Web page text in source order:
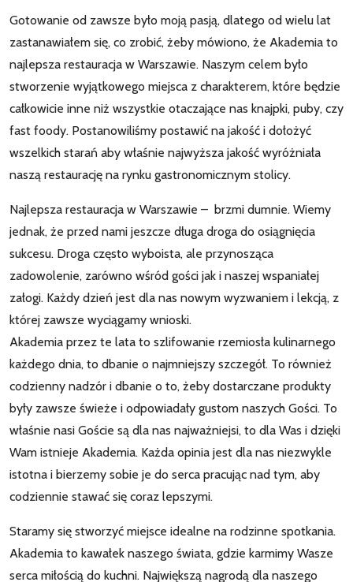
Gotowanie od zawsze było moją pasją, dlatego od wielu lat
zastanawiałem się, co zrobić, żeby mówiono, że Akademia to
najlepsza restauracja w Warszawie. Naszym celem było
stworzenie wyjątkowego miejsca z charakterem, które będzie
całkowicie inne niż wszystkie otaczające nas knajpki, puby, czy
fast foody. Postanowiliśmy postawić na jakość i dołożyć
wszelkich starań aby właśnie najwyższa jakość wyróżniała
naszą restaurację na rynku gastronomicznym stolicy.
Najlepsza restauracja w Warszawie – brzmi dumnie. Wiemy
jednak, że przed nami jeszcze długa droga do osiągnięcia
sukcesu. Droga często wyboista, ale przynosząca
zadowolenie, zarówno wśród gości jak i naszej wspaniałej
załogi. Każdy dzień jest dla nas nowym wyzwaniem i lekcją, z
której zawsze wyciągamy wnioski.
Akademia przez te lata to szlifowanie rzemiosła kulinarnego
każdego dnia, to dbanie o najmniejszy szczegół. To również
codzienny nadzór i dbanie o to, żeby dostarczane produkty
były zawsze świeże i odpowiadały gustom naszych Gości. To
właśnie nasi Goście są dla nas najważniejsi, to dla Was i dzięki
Wam istnieje Akademia. Każda opinia jest dla nas niezwykle
istotna i bierzemy sobie je do serca pracując nad tym, aby
codziennie stawać się coraz lepszymi.
Staramy się stworzyć miejsce idealne na rodzinne spotkania.
Akademia to kawałek naszego świata, gdzie karmimy Wasze
serca miłością do kuchni. Największą nagrodą dla naszego